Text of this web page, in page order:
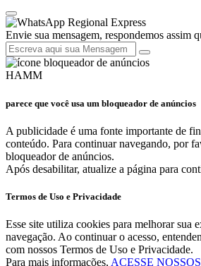
Regional Express
Envie sua mensagem, respondemos assim
HAMM
parece que você usa um bloqueador de anúncios
A publicidade é uma fonte importante de
conteúdo. Para continuar navegando, por
bloqueador de anúncios.
Após desabilitar, atualize a página para
Termos de Uso e Privacidade
Esse site utiliza cookies para melhorar sua
navegação. Ao continuar o acesso,
com nossos Termos de Uso e Privacidade.
Para mais informações, ACESSE